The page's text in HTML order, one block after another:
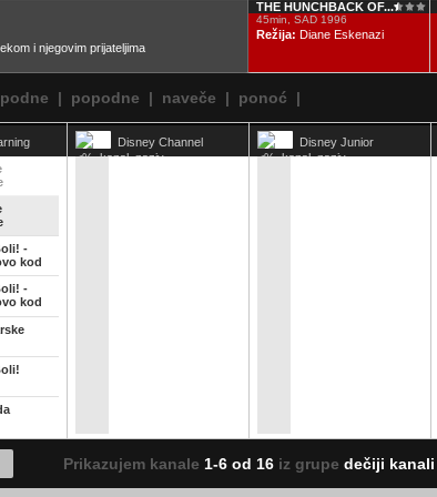
i njegovim prijateljima
THE HUNCHBACK OF...
45min, SAD 1996
Režija: Diane Eskenazi
| popodne | naveče | ponoć |
-
kod
-
kod
iz
priče iz
Disney Channel Disney Junior
Prikazujem kanale 1-6 od 16iz grupe dečiji kanali